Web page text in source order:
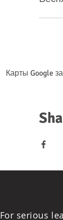
Карты Google
For serious